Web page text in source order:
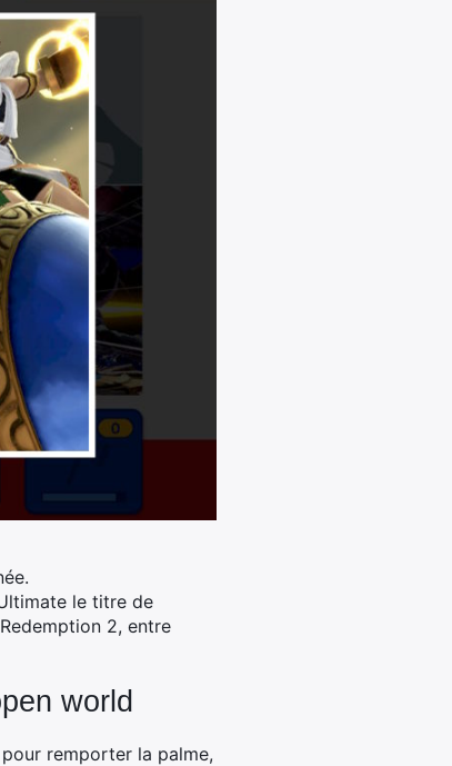
le titre de
2, entre
world
remporter la palme,